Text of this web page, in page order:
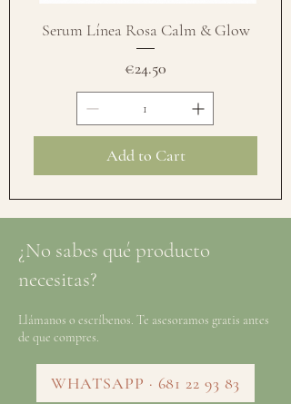
Serum Línea Rosa Calm & Glow
Price
€24.50
Add to Cart
¿No sabes qué producto
necesitas?
Llámanos o escríbenos. Te asesoramos gratis antes
de que compres.
WHATSAPP · 681 22 93 83